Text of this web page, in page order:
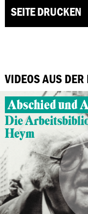
SEITE DRUCKEN
VIDEOS AUS
Abschied und
Die
Heym